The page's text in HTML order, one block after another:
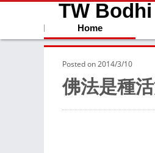
TW Bodhi
Home
Posted on2014/3/10
佛法是種